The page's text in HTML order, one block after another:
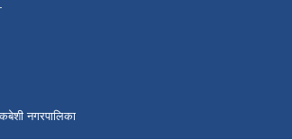
नगरपालिका